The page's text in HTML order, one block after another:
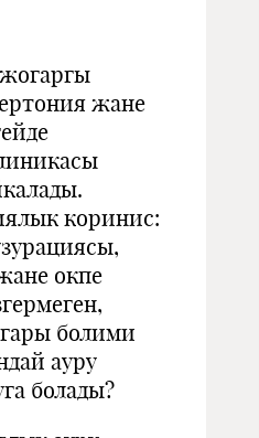
жогаргы
жане
коринис:
окпе
болими
ауру
болады?